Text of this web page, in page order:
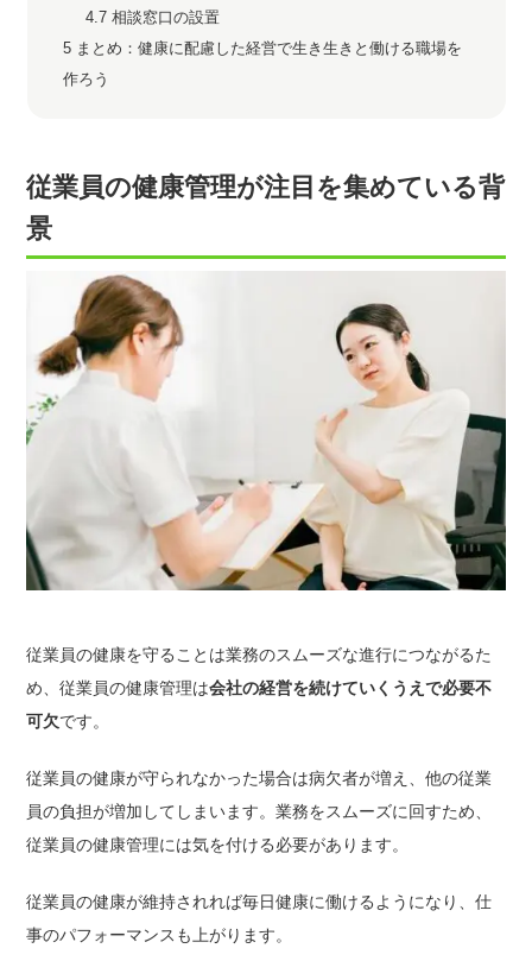
4.7 相談窓口の設置
5まとめ：健康に配慮した経営で生き生きと働ける職場を
作ろう
従業員の健康管理が注目を集めている背
景
従業員の健康を守ることは業務のスムーズな進行につながるた
め、従業員の健康管理は会社の経営を続けていくうえで必要不
可欠です。
従業員の健康が守られなかった場合は病欠者が増え、他の従業
員の負担が増加してしまいます。業務をスムーズに回すため、
従業員の健康管理には気を付ける必要があります。
従業員の健康が維持されれば毎日健康に働けるようになり、仕
事のパフォーマンスも上がります。